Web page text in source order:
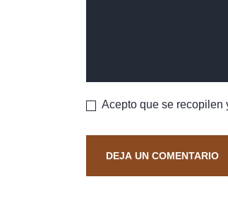
Acepto que se recopilen